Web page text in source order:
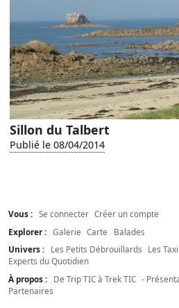
Sillon du Talbert
Publié le 08/04/2014
Vous : Se connecter Créer un compte
Explorer : Galerie Carte
Balades
Univers :
Les Petits Débrouillards Les
Experts du Quotidien
À propos :
De Trip TIC à Trek TIC -
Partenaires